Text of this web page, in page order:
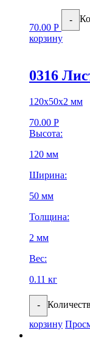
70.00 Р
-
корзину
0316
120х50х2 мм
70.00 Р
Высота:
120 мм
Ширина:
50 мм
Толщина:
2 мм
Вес:
0.11 кг
-
корзину